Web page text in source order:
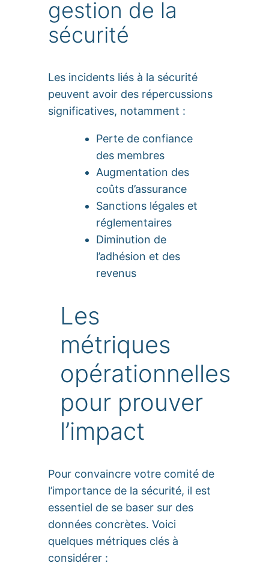
gestion de la
sécurité
Les incidents liés à la sécurité
peuvent avoir des répercussions
significatives, notamment :
Perte de confiance
des membres
Augmentation des
coûts d’assurance
Sanctions légales et
réglementaires
Diminution de
l’adhésion et des
revenus
Les
métriques
opérationnelles
pour prouver
l’impact
Pour convaincre votre comité de
l’importance de la sécurité, il est
essentiel de se baser sur des
données concrètes. Voici
quelques métriques clés à
considérer :